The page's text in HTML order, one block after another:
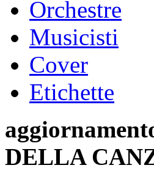
Orchestre
Musicisti
Cover
Etichette
DELLA